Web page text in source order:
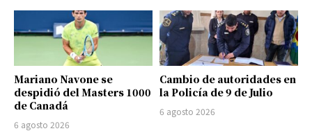
Mariano Navone se
despidió del Masters 1000
de Canadá
6 agosto 2026
Cambio de autoridades en
la Policía de 9 de Julio
6 agosto 2026